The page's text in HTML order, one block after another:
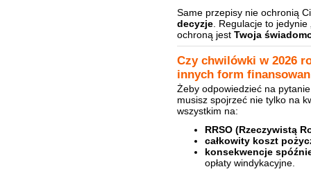
Same przepisy nie ochronią
decyzje . Regulacje to
ochroną jest Twoja
Czy chwilówki w 2026
innych form
Żeby odpowiedzieć na
musisz spojrzeć nie tylko na
wszystkim na:
RRSO (Rzeczywistą
całkowity koszt
konsekwencje
opłaty windykacyjne.